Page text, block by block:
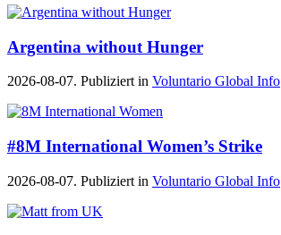
Argentina without Hunger
2026-08-07. Publiziert in Voluntario Global Info
#8M International Women’s Strike
2026-08-07. Publiziert in Voluntario Global Info